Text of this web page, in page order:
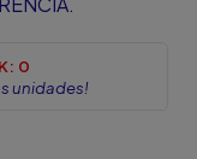
0
unidades!